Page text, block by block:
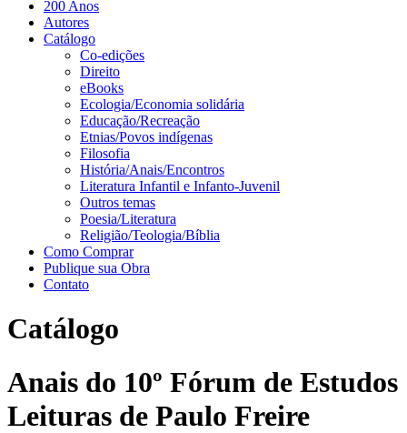
200 Anos
Autores
Catálogo
Co-edições
Direito
eBooks
Ecologia/Economia solidária
Educação/Recreação
Etnias/Povos indígenas
Filosofia
História/Anais/Encontros
Literatura Infantil e Infanto-Juvenil
Outros temas
Poesia/Literatura
Religião/Teologia/Bíblia
Como Comprar
Publique sua Obra
Contato
Catálogo
Anais do 10º Fórum de Estudos
Leituras de Paulo Freire